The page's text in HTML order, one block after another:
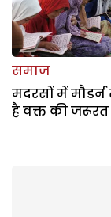
समाज
मदरसों में मौडर्न
है वक्त की जरूरत